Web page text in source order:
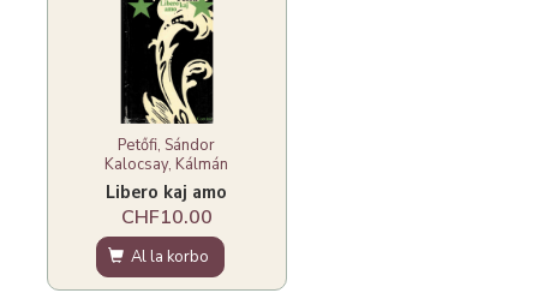
Petőfi, Sándor
Kalocsay, Kálmán
Libero kaj amo
CHF10.00
Al la korbo